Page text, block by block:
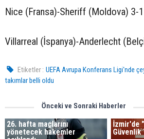
Nice (Fransa)-Sheriff (Moldova) 3-
Villarreal (İspanya)-Anderlecht
Etiketler : UEFA Avrupa Konferans Ligi'nde
takımlar belli oldu
Önceki ve Sonraki Haberler
26. hafta maçlarını
yönetecek hakemler
İzmir'de
Güvenlik